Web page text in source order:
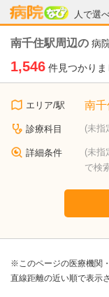
人で選
病院なび
南千住駅周辺の 病
1,546 件見つかりま
エリア/駅 南千
診療科目 (未指
詳細条件
(未指
で検
※このページの医療機関
直線距離の近い順で表示